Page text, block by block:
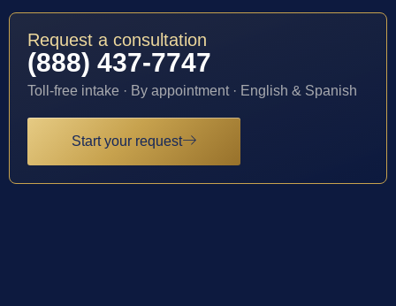
Request a consultation
(888) 437-7747
Toll-free intake · By appointment · English & Spanish
Start your request